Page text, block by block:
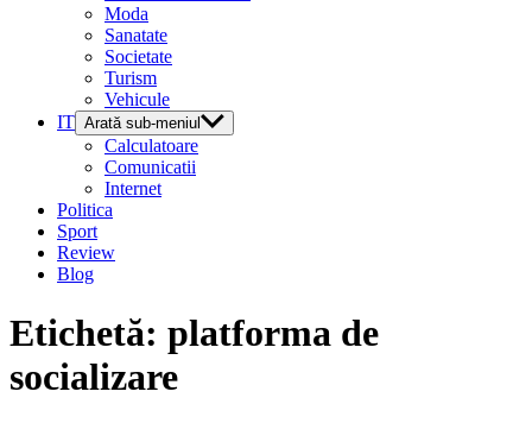
Moda
Sanatate
Societate
Turism
Vehicule
IT Arată sub-meniul
Calculatoare
Comunicatii
Internet
Politica
Sport
Review
Blog
Etichetă: platforma de
socializare